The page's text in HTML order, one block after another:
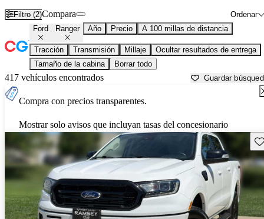
Filtro (2) Ordenar
Compara
Ford Ranger Año Precio A 100 millas de distancia
Tracción Transmisión Millaje
Ocultar resultados de entrega
Tamaño de la cabina
Borrar todo
417 vehículos encontrados Guardar
Compra con precios transparentes.
Mostrar solo avisos que incluyan tasas del concesionario